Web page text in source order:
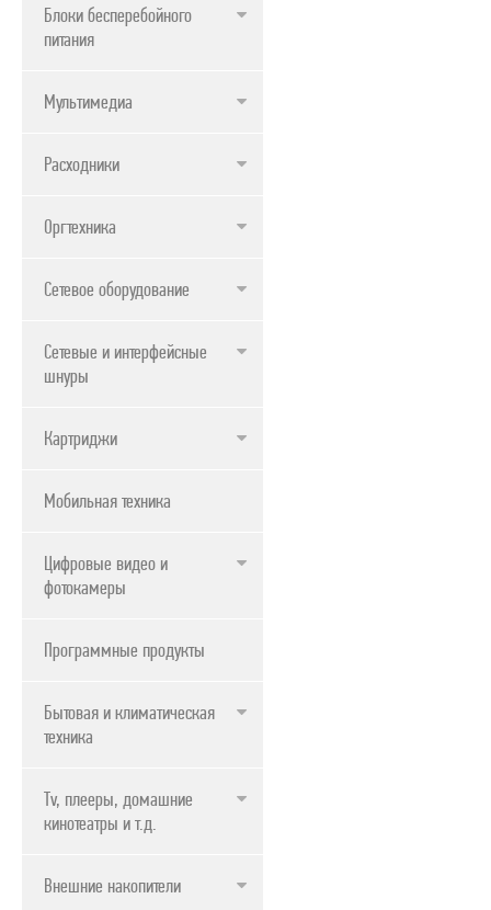
Блоки бесперебойного
питания
Мультимедиа
Расходники
Оргтехника
Сетевое оборудование
Сетевые и интерфейсные
шнуры
Картриджи
Мобильная техника
Цифровые видео и
фотокамеры
Программные продукты
Бытовая и климатическая
техника
Tv, плееры, домашние
кинотеатры и т.д.
Внешние накопители